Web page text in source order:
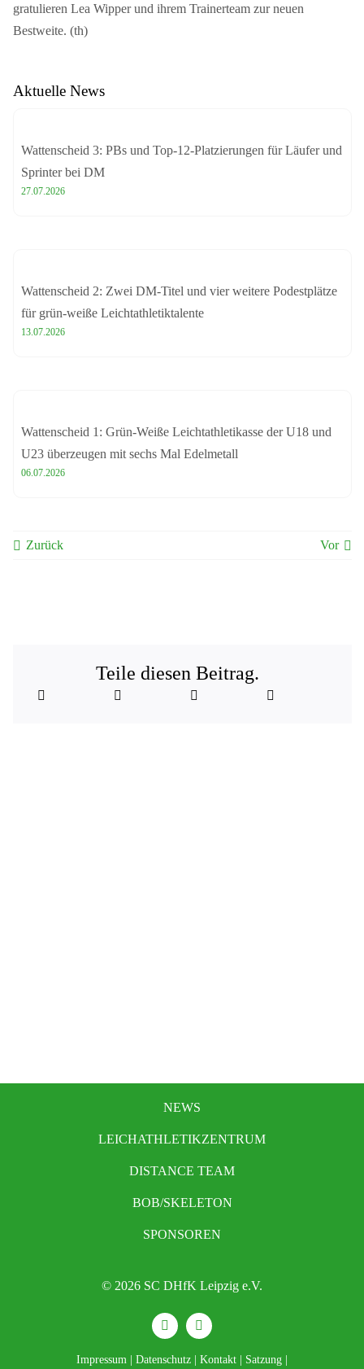
gratulieren Lea Wipper und ihrem Trainerteam zur neuen
Bestweite. (th)
Aktuelle News
Wattenscheid 3: PBs und Top-12-Platzierungen für Läufer und
Sprinter bei DM
27.07.2026
Wattenscheid 2: Zwei DM-Titel und vier weitere Podestplätze
für grün-weiße Leichtathletiktalente
13.07.2026
Wattenscheid 1: Grün-Weiße Leichtathletikasse der U18 und
U23 überzeugen mit sechs Mal Edelmetall
06.07.2026
Zurück Vor
Teile diesen Beitrag.
NEWS
LEICHATHLETIKZENTRUM
DISTANCE TEAM
BOB/SKELETON
SPONSOREN
© 2026 SC DHfK Leipzig e.V.
Impressum Datenschutz Kontakt Satzung